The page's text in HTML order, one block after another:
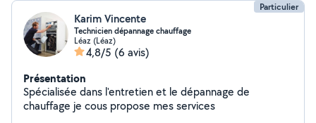
Particulier
Karim Vincente
Technicien dépannage chauffage
Léaz (Léaz)
4,8/5 (6 avis)
Présentation
Spécialisée dans l'entretien et le dépannage de
chauffage je cous propose mes services